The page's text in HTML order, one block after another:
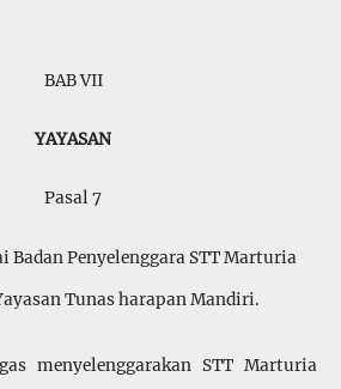
BAB VII
YAYASAN
Pasal 7
Badan Penyelenggara STT Marturia
Tunas harapan Mandiri.
menyelenggarakan STT Marturia